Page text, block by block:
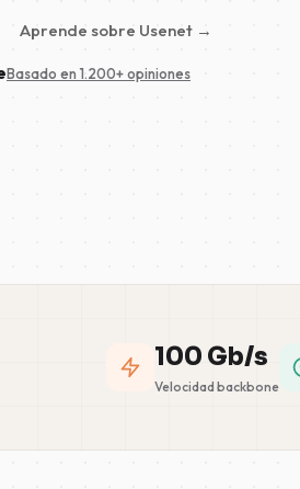
Aprende sobre Usenet →
Basado en 1.200+ opiniones
100 Gb/s
Velocidad backbone